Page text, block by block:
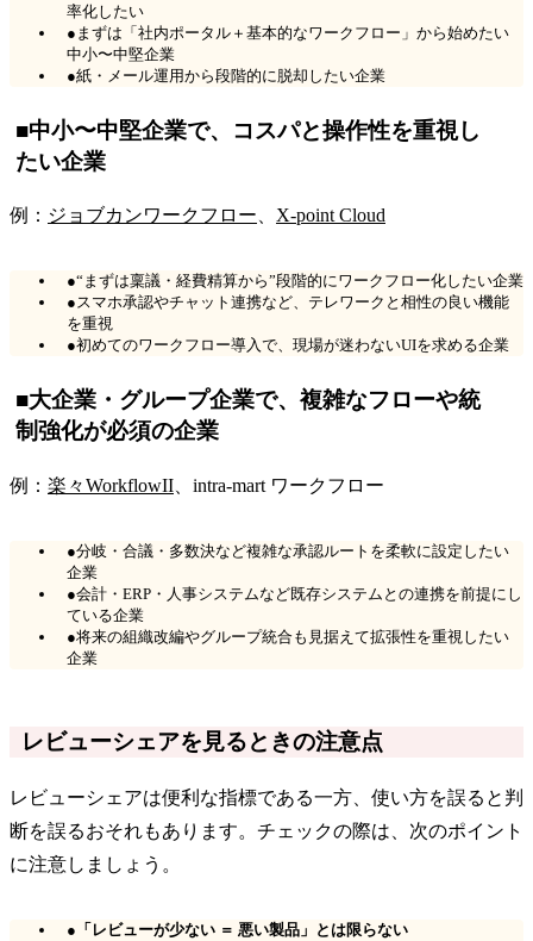
率化したい
●まずは「社内ポータル＋基本的なワークフロー」から始めたい
中小〜中堅企業
●紙・メール運用から段階的に脱却したい企業
■中小〜中堅企業で、コスパと操作性を重視し
たい企業
例： ジョブカンワークフロー、 X-point Cloud
●“まずは稟議・経費精算から”段階的にワークフロー化したい企業
●スマホ承認やチャット連携など、テレワークと相性の良い機能
を重視
●初めてのワークフロー導入で、現場が迷わないUIを求める企業
■大企業・グループ企業で、複雑なフローや統
制強化が必須の企業
例： 楽々WorkflowII 、intra-mart ワークフロー
●分岐・合議・多数決など複雑な承認ルートを柔軟に設定したい
企業
●会計・ERP・人事システムなど既存システムとの連携を前提にし
ている企業
●将来の組織改編やグループ統合も見据えて拡張性を重視したい
企業
レビューシェアを見るときの注意点
レビューシェアは便利な指標である一方、使い方を誤ると判
断を誤るおそれもあります。チェックの際は、次のポイント
に注意しましょう。
●「レビューが少ない ＝ 悪い製品」とは限らない